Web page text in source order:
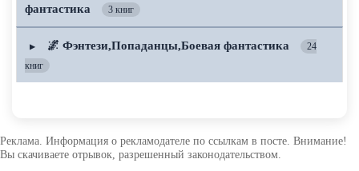
фантастика
3 книг
▶ 🌌 Фэнтези,Попаданцы,Боевая фантастика
24
книг
Реклама. Информация о рекламодателе по ссылкам в посте. Внимание!
Вы скачиваете отрывок, разрешенный законодательством.